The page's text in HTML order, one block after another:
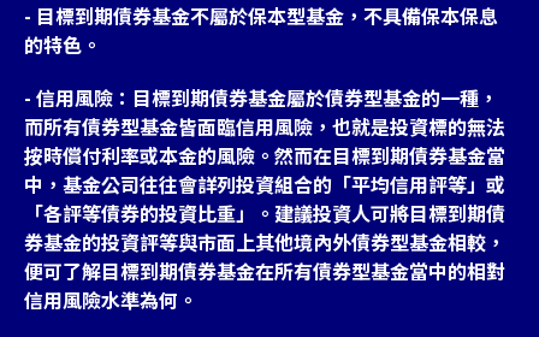
- 目標到期債券基金不屬於保本型基金，不具備保本保息
的特色。
- 信用風險：目標到期債券基金屬於債券型基金的一種，
而所有債券型基金皆面臨信用風險，也就是投資標的無法
按時償付利率或本金的風險。然而在目標到期債券基金當
中，基金公司往往會詳列投資組合的「平均信用評等」或
「各評等債券的投資比重」。建議投資人可將目標到期債
券基金的投資評等與市面上其他境內外債券型基金相較，
便可了解目標到期債券基金在所有債券型基金當中的相對
信用風險水準為何。